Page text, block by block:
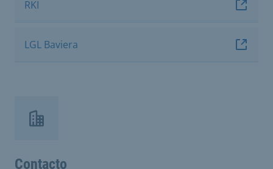
RKI
LGL Baviera
Contacto